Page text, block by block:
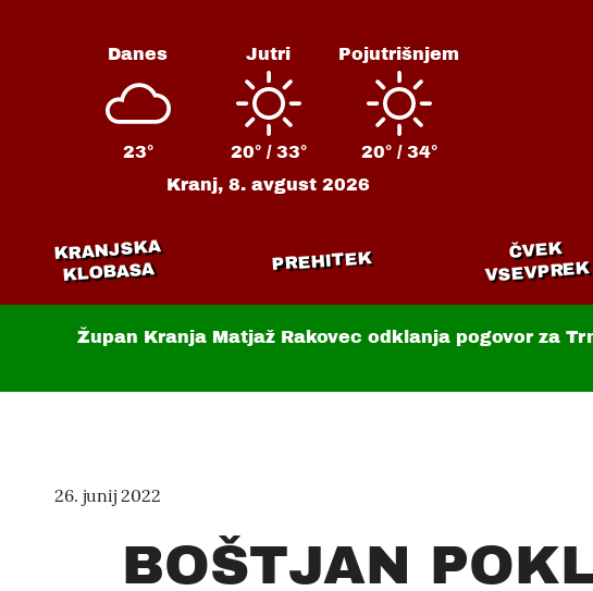
Danes
23°
Jutri
20° / 33°
Pojutrišnjem
20° / 34°
Kranj,8. avgust 2026
KRANJSKA
KLOBASA PREHITEK ČVEK
VSEVPREK
Župan Kranja Matjaž Rakovec odklanja pogovor za
26. junij 2022
BOŠTJAN